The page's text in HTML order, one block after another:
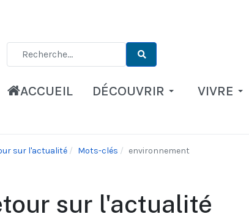
ACCUEIL DÉCOUVRIR VIVRE
sur l'actualité Mots-clés environnement
sur l'actualité